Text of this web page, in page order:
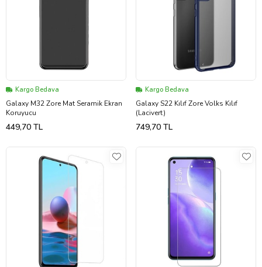
Kargo Bedava
Galaxy M32 Zore Mat Seramik Ekran
Koruyucu
449,70 TL
Kargo Bedava
Galaxy S22 Kılıf Zore Volks Kılıf
(Lacivert)
749,70 TL